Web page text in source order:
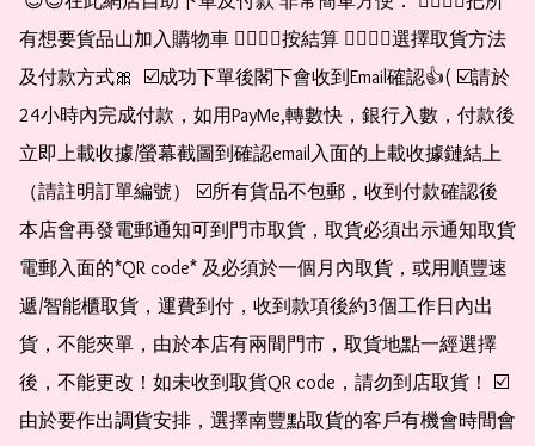
有想要貨品山加入購物車 👉🏻👉🏻按結算 👉🏻👉🏻選擇取貨方法
及付款方式🎀  ☑️成功下單後閣下會收到Email確認👍( ☑️請於
24小時內完成付款，如用PayMe,轉數快，銀行入數，付款後
立即上載收據/螢幕截圖到確認email入面的上載收據鏈結上
（請註明訂單編號） ☑️所有貨品不包郵，收到付款確認後
本店會再發電郵通知可到門市取貨，取貨必須出示通知取貨
電郵入面的*QR code* 及必須於一個月內取貨，或用順豐速
遞/智能櫃取貨，運費到付，收到款項後約3個工作日內出
貨，不能夾單，由於本店有兩間門市，取貨地點一經選擇
後，不能更改！如未收到取貨QR code，請勿到店取貨！ ☑️
由於要作出調貨安排，選擇南豐點取貨的客戶有機會時間會